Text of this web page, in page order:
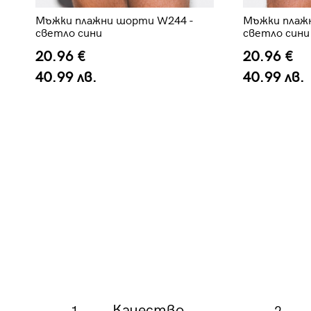
Мъжки плажни шорти W244 -
светло сини
20.96 €
40.99 лв.
Мъжки
светло сини
20.96 €
40.99 лв.